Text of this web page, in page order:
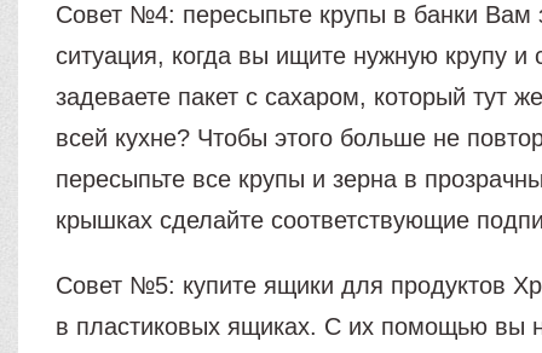
Совет №4: пересыпьте крупы в банки Вам
ситуация, когда вы ищите нужную крупу и
задеваете пакет с сахаром, который тут
всей кухне? Чтобы этого больше не
пересыпьте все крупы и зерна в
крышках сделайте соответствующие
Совет №5: купите ящики для продуктов
в пластиковых ящиках. С их помощью вы